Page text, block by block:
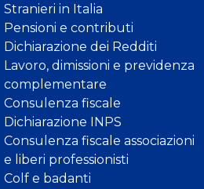
Stranieri in Italia
Pensioni e contributi
Dichiarazione dei Redditi
Lavoro, dimissioni e previdenza
complementare
Consulenza fiscale
Dichiarazione INPS
Consulenza fiscale associazioni
e liberi professionisti
Colf e badanti